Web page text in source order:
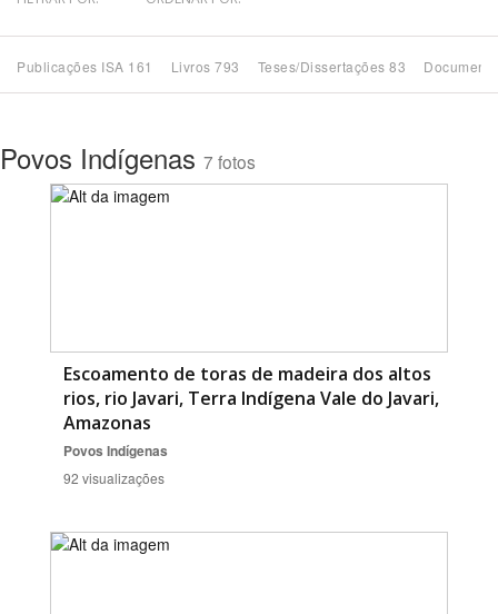
Subtema
BUSCAR
Publicações ISA 161 Livros 793 Teses/Dissertações 83
Povos Indígenas 7 fotos
Escoamento de toras de madeira dos altos
rios, rio Javari, Terra Indígena Vale do Javari,
Amazonas
Povos Indígenas
92 visualizações